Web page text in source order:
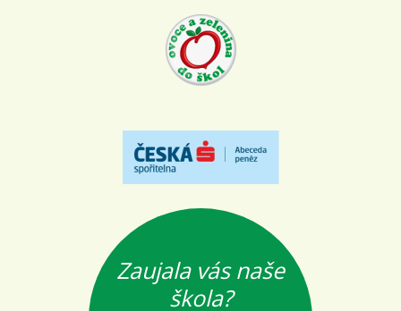
Zaujala vás naše
škola?